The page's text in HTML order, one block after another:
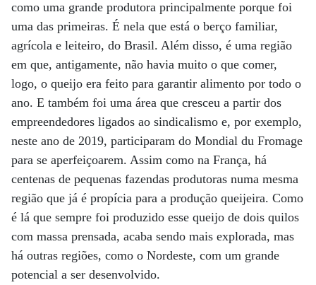
como uma grande produtora principalmente porque foi
uma das primeiras. É nela que está o berço familiar,
agrícola e leiteiro, do Brasil. Além disso, é uma região
em que, antigamente, não havia muito o que comer,
logo, o queijo era feito para garantir alimento por todo o
ano. E também foi uma área que cresceu a partir dos
empreendedores ligados ao sindicalismo e, por exemplo,
neste ano de 2019, participaram do Mondial du Fromage
para se aperfeiçoarem. Assim como na França, há
centenas de pequenas fazendas produtoras numa mesma
região que já é propícia para a produção queijeira. Como
é lá que sempre foi produzido esse queijo de dois quilos
com massa prensada, acaba sendo mais explorada, mas
há outras regiões, como o Nordeste, com um grande
potencial a ser desenvolvido.